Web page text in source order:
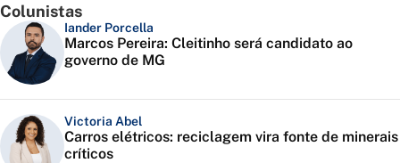
Colunistas
Iander Porcella
Marcos Pereira: Cleitinho será candidato ao
governo de MG
Victoria Abel
Carros elétricos: reciclagem vira fonte de minerais
críticos